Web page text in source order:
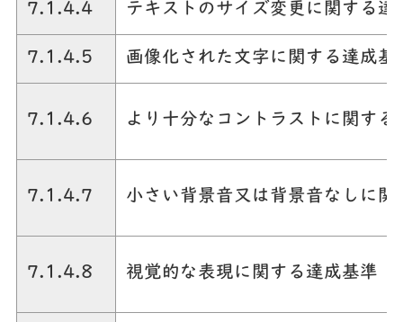
7.1.4.4 テキストのサイズ変更に関する達
7.1.4.5 画像化された文字に関する達成基
7.1.4.6 より十分なコントラストに関する
7.1.4.7 小さい背景音又は背景音なしに関
7.1.4.8 視覚的な表現に関する達成基準